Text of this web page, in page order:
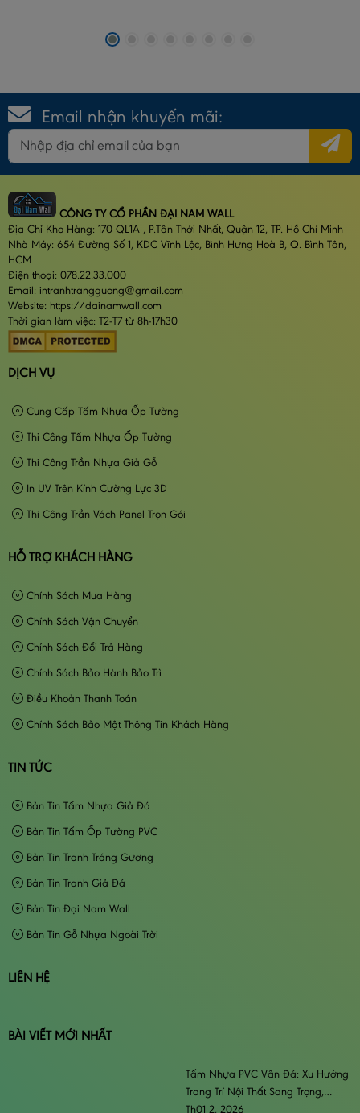
Email nhận khuyến mãi:
CÔNG TY CỔ PHẦN ĐẠI NAM WALL
Địa Chỉ Kho Hàng: 170 QL1A , P.Tân Thới Nhất, Quận 12, TP. Hồ Chí Minh
Nhà Máy: 654 Đường Số 1, KDC Vĩnh Lộc, Bình Hưng Hoà B, Q. Bình Tân,
HCM
Điện thoại: 078.22.33.000
Email: intranhtrangguong@gmail.com
Website: https://dainamwall.com
Thời gian làm việc: T2-T7 từ 8h-17h30
DỊCH VỤ
Cung Cấp Tấm Nhựa Ốp Tường
Thi Công Tấm Nhựa Ốp Tường
Thi Công Trần Nhựa Giả Gỗ
In UV Trên Kính Cường Lực 3D
Thi Công Trần Vách Panel Trọn Gói
HỖ TRỢ KHÁCH HÀNG
Chính Sách Mua Hàng
Chính Sách Vận Chuyển
Chính Sách Đổi Trả Hàng
Chính Sách Bảo Hành Bảo Trì
Điều Khoản Thanh Toán
Chính Sách Bảo Mật Thông Tin Khách Hàng
TIN TỨC
Bản Tin Tấm Nhựa Giả Đá
Bản Tin Tấm Ốp Tường PVC
Bản Tin Tranh Tráng Gương
Bản Tin Tranh Giả Đá
Bản Tin Đại Nam Wall
Bản Tin Gỗ Nhựa Ngoài Trời
LIÊN HỆ
BÀI VIẾT MỚI NHẤT
Tấm Nhựa PVC Vân Đá: Xu Hướng
Trang Trí Nội Thất Sang Trọng,
Đẳng Cấp & Bền Bỉ
Th01 2, 2026